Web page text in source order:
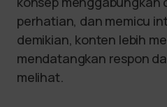
perhatian, dan memicu
demikian, konten lebih
mendatangkan respon
melihat.